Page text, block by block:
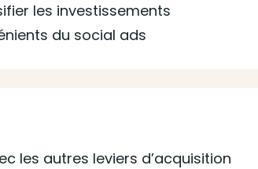
les investissements
du social ads
les autres leviers d’acquisition